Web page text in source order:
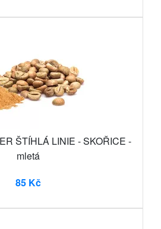
ŠTÍHLÁ LINIE - SKOŘICE -
mletá
85 Kč